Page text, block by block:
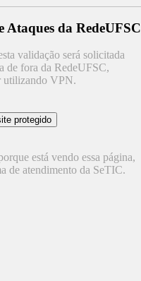
Ataques da RedeUFSC
validação será solicitada
de fora da RedeUFSC,
utilizando VPN.
está vendo essa página,
de atendimento da SeTIC.